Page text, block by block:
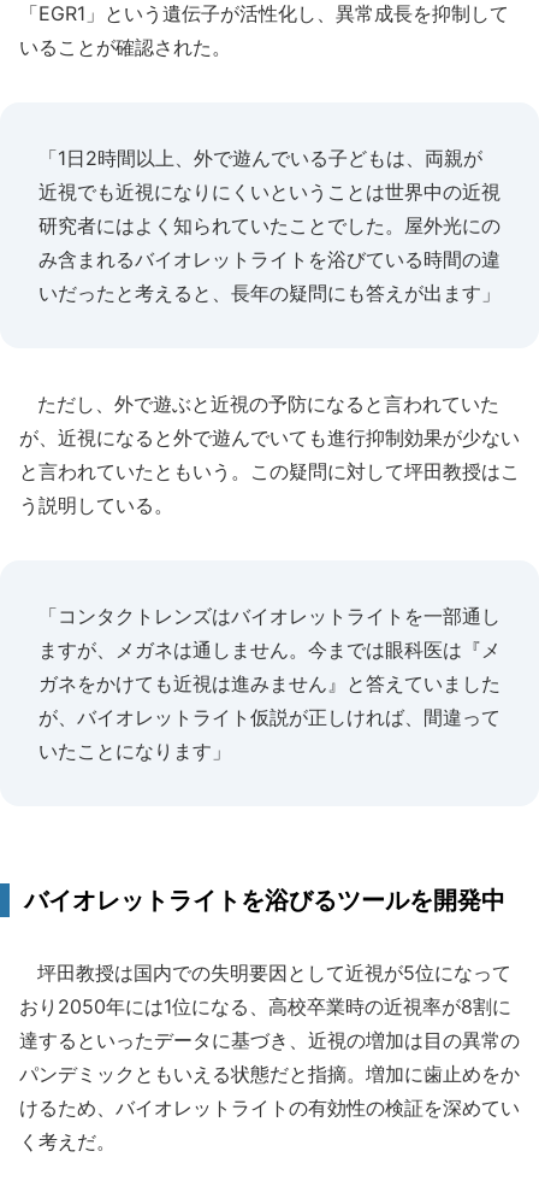
「EGR1」という遺伝子が活性化し、異常成長を抑制して
いることが確認された。
「1日2時間以上、外で遊んでいる子どもは、両親が
近視でも近視になりにくいということは世界中の近視
研究者にはよく知られていたことでした。屋外光にの
み含まれるバイオレットライトを浴びている時間の違
いだったと考えると、長年の疑問にも答えが出ます」
ただし、外で遊ぶと近視の予防になると言われていた
が、近視になると外で遊んでいても進行抑制効果が少ない
と言われていたともいう。この疑問に対して坪田教授はこ
う説明している。
「コンタクトレンズはバイオレットライトを一部通し
ますが、メガネは通しません。今までは眼科医は『メ
ガネをかけても近視は進みません』と答えていました
が、バイオレットライト仮説が正しければ、間違って
いたことになります」
バイオレットライトを浴びるツールを開発中
坪田教授は国内での失明要因として近視が5位になって
おり2050年には1位になる、高校卒業時の近視率が8割に
達するといったデータに基づき、近視の増加は目の異常の
パンデミックともいえる状態だと指摘。増加に歯止めをか
けるため、バイオレットライトの有効性の検証を深めてい
く考えだ。